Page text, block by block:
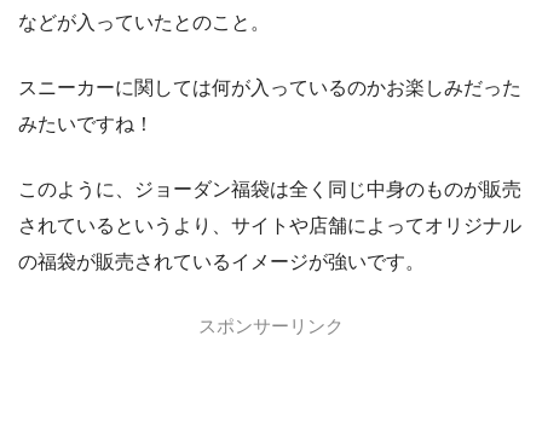
などが入っていたとのこと。
スニーカーに関しては何が入っているのかお楽しみだった
みたいですね！
このように、ジョーダン福袋は全く同じ中身のものが販売
されているというより、サイトや店舗によってオリジナル
の福袋が販売されているイメージが強いです。
スポンサーリンク